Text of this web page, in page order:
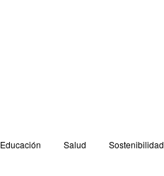
Educación Salud Sostenibilidad